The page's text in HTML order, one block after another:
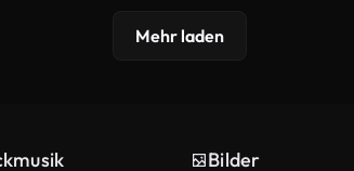
Mehr laden
Bilder